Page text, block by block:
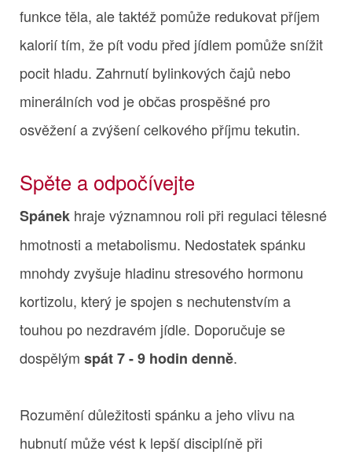
funkce těla, ale taktéž pomůže redukovat příjem
kalorií tím, že pít vodu před jídlem pomůže snížit
pocit hladu. Zahrnutí bylinkových čajů nebo
minerálních vod je občas prospěšné pro
osvěžení a zvýšení celkového příjmu tekutin.
Spěte a odpočívejte
Spánek hraje významnou roli při regulaci tělesné
hmotnosti a metabolismu. Nedostatek spánku
mnohdy zvyšuje hladinu stresového hormonu
kortizolu, který je spojen s nechutenstvím a
touhou po nezdravém jídle. Doporučuje se
dospělým spát 7 - 9 hodin denně.
Rozumění důležitosti spánku a jeho vlivu na
hubnutí může vést k lepší disciplíně při